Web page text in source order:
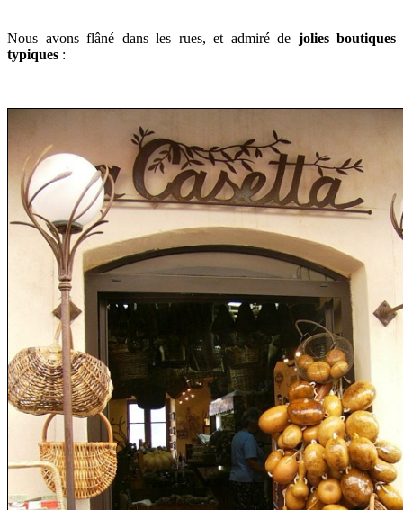
Nous avons flâné dans les rues, et admiré de jolies boutiques
typiques :